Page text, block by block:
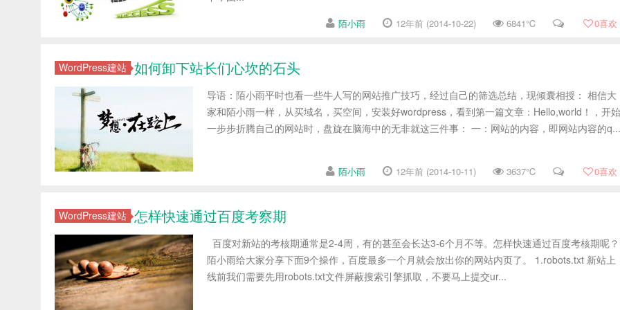
陌小雨 12年前 (2014-10-22) 6841℃ 0喜欢
WordPress建站 如何卸下站长们心坎的石头
导语：陌小雨平时也看一些牛人写的网站推广技巧，经过自己的筛选总结，现倾囊相授： 相信大
家和陌小雨一样，从买域名，买空间，安装好wordpress，看到第一篇文章：Hello,world！，开始
一步步折腾自己的网站时，盘旋在脑海中的无非就这三件事： 一：网站的内容，即网站内容的q...
陌小雨 12年前 (2014-10-11) 3637℃ 0喜欢
WordPress建站 怎样快速通过百度考察期
百度对新站的考核期通常是2-4周，有的甚至会长达3-6个月不等。怎样快速通过百度考核期呢？
陌小雨给大家分享下面9个操作，百度最多一个月就会放出你的网站内页了。 1.robots.txt 新站上
线前我们需要先用robots.txt文件屏蔽搜索引擎抓取，不要马上提交ur...